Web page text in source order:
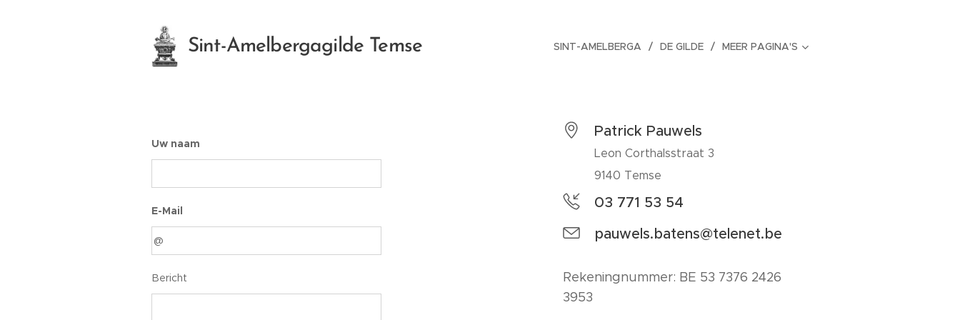
Sint-Amelbergagilde Temse SINT-AMELBERGA DE GILDE MEER PAGINA'S
Uw naam
E-Mail
Bericht
Patrick Pauwels
Leon Corthalsstraat 3
9140 Temse
03 771 53 54
pauwels.batens@telenet.be
Rekeningnummer: BE 53 7376 2426
3953